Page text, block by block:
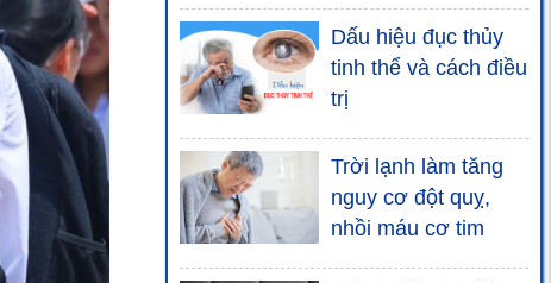
Dấu hiệu đục thủy
tinh thể và cách điều
trị
Trời lạnh làm tăng
nguy cơ đột quỵ,
nhồi máu cơ tim